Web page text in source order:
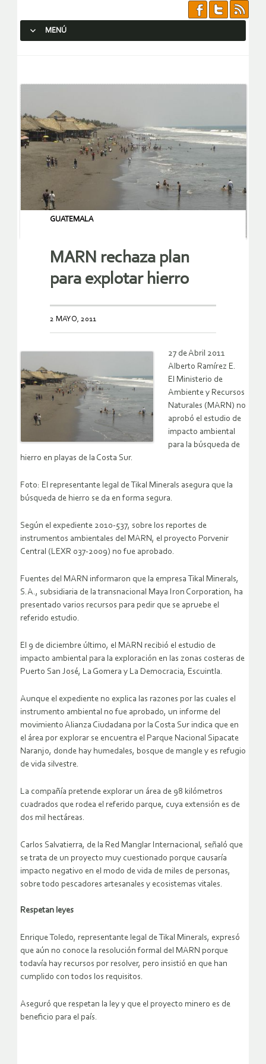
MENÚ
GUATEMALA
MARN rechaza plan
para explotar hierro
2 MAYO, 2011
27 de Abril 2011
Alberto Ramírez E.
El Ministerio de
Ambiente y Recursos
Naturales (MARN) no
aprobó el estudio de
impacto ambiental
para la búsqueda de
hierro en playas de la Costa Sur.
Foto: El representante legal de Tikal Minerals asegura que la
búsqueda de hierro se da en forma segura.
Según el expediente 2010-537, sobre los reportes de
instrumentos ambientales del MARN, el proyecto Porvenir
Central (LEXR 037-2009) no fue aprobado.
Fuentes del MARN informaron que la empresa Tikal Minerals,
S.A., subsidiaria de la transnacional Maya Iron Corporation, ha
presentado varios recursos para pedir que se apruebe el
referido estudio.
El 9 de diciembre último, el MARN recibió el estudio de
impacto ambiental para la exploración en las zonas costeras de
Puerto San José, La Gomera y La Democracia, Escuintla.
Aunque el expediente no explica las razones por las cuales el
instrumento ambiental no fue aprobado, un informe del
movimiento Alianza Ciudadana por la Costa Sur indica que en
el área por explorar se encuentra el Parque Nacional Sipacate
Naranjo, donde hay humedales, bosque de mangle y es refugio
de vida silvestre.
La compañía pretende explorar un área de 98 kilómetros
cuadrados que rodea el referido parque, cuya extensión es de
dos mil hectáreas.
Carlos Salvatierra, de la Red Manglar Internacional, señaló que
se trata de un proyecto muy cuestionado porque causaría
impacto negativo en el modo de vida de miles de personas,
sobre todo pescadores artesanales y ecosistemas vitales.
Respetan leyes
Enrique Toledo, representante legal de Tikal Minerals, expresó
que aún no conoce la resolución formal del MARN porque
todavía hay recursos por resolver, pero insistió en que han
cumplido con todos los requisitos.
Aseguró que respetan la ley y que el proyecto minero es de
beneficio para el país.